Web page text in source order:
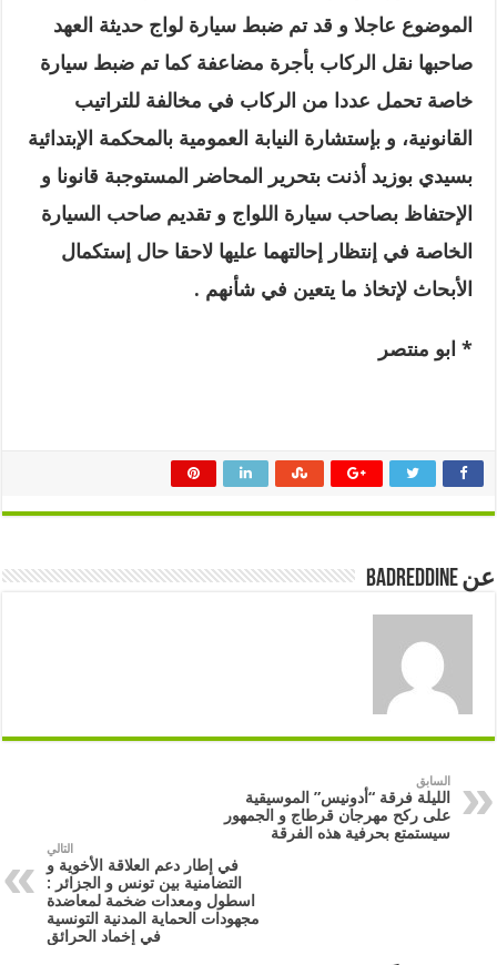
الموضوع عاجلا و قد تم ضبط سيارة لواج حديثة العهد
صاحبها نقل الركاب بأجرة مضاعفة كما تم ضبط سيارة
خاصة تحمل عددا من الركاب في مخالفة للتراتيب
القانونية، و بإستشارة النيابة العمومية بالمحكمة الإبتدائية
بسيدي بوزيد أذنت بتحرير المحاضر المستوجبة قانونا و
الإحتفاظ بصاحب سيارة اللواج و تقدیم صاحب السيارة
الخاصة في إنتظار إحالتهما عليها لاحقا حال إستكمال
الأبحاث لإتخاذ ما يتعين في شأنهم .
* ابو منتصر
عن badreddine
السابق
الليلة فرقة “أدونيس” الموسيقية
على ركح مهرجان قرطاج و الجمهور
سيستمتع بحرفية هذه الفرقة
التالي
في إطار دعم العلاقة الأخوية و
التضامنية بين تونس و الجزائر :
اسطول ومعدات ضخمة لمعاضدة
مجهودات الحماية المدنية التونسية
في إخماد الحرائق